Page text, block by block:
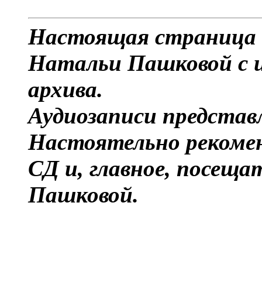
Настоящая страница
Натальи Пашковой с
архива.
Аудиозаписи
Настоятельно
СД и, главное,
Пашковой.